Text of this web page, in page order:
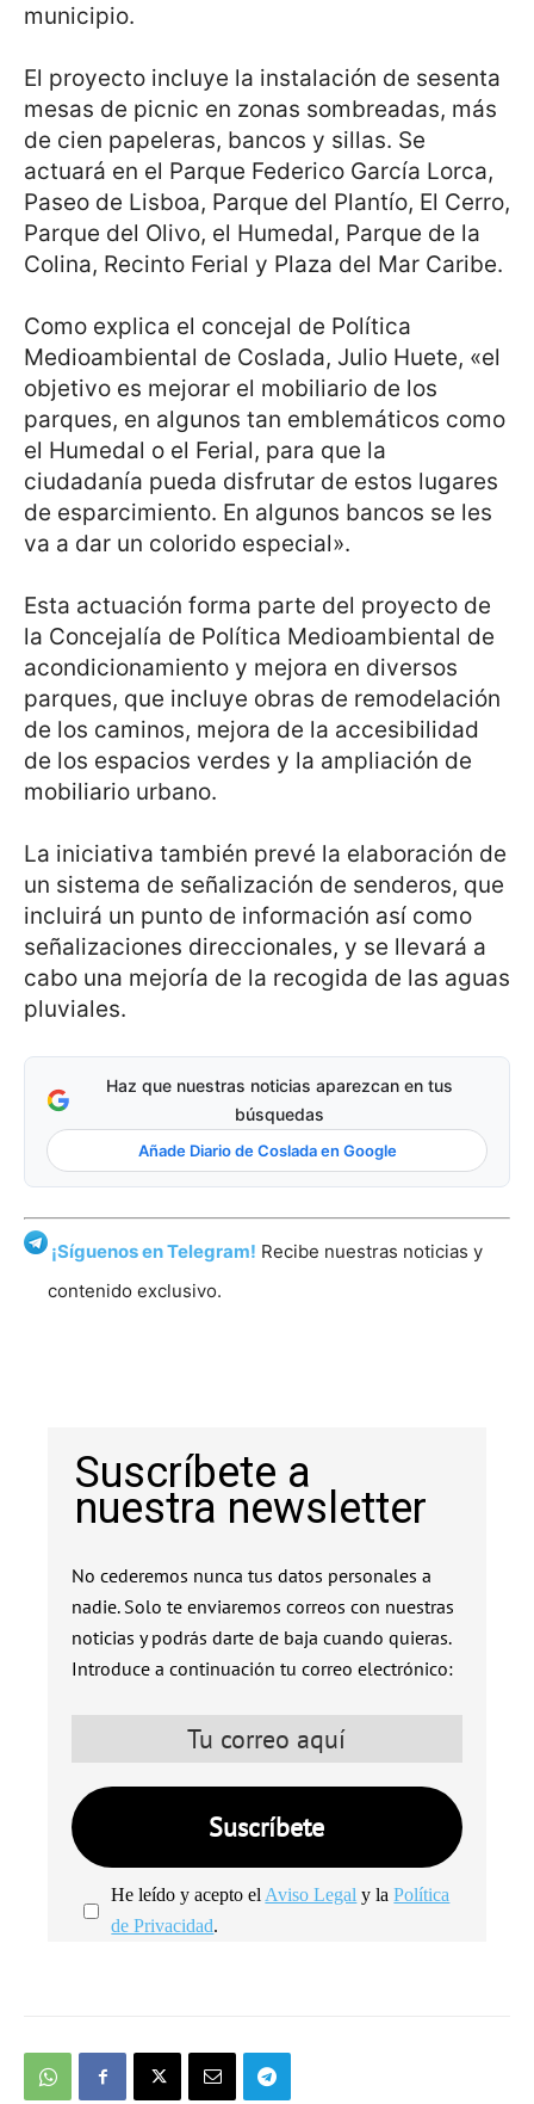
municipio.
El proyecto incluye la instalación de sesenta
mesas de picnic en zonas sombreadas, más
de cien papeleras, bancos y sillas. Se
actuará en el Parque Federico García Lorca,
Paseo de Lisboa, Parque del Plantío, El Cerro,
Parque del Olivo, el Humedal, Parque de la
Colina, Recinto Ferial y Plaza del Mar Caribe.
Como explica el concejal de Política
Medioambiental de Coslada, Julio Huete, «el
objetivo es mejorar el mobiliario de los
parques, en algunos tan emblemáticos como
el Humedal o el Ferial, para que la
ciudadanía pueda disfrutar de estos lugares
de esparcimiento. En algunos bancos se les
va a dar un colorido especial».
Esta actuación forma parte del proyecto de
la Concejalía de Política Medioambiental de
acondicionamiento y mejora en diversos
parques, que incluye obras de remodelación
de los caminos, mejora de la accesibilidad
de los espacios verdes y la ampliación de
mobiliario urbano.
La iniciativa también prevé la elaboración de
un sistema de señalización de senderos, que
incluirá un punto de información así como
señalizaciones direccionales, y se llevará a
cabo una mejoría de la recogida de las aguas
pluviales.
Haz que nuestras noticias aparezcan en tus
búsquedas
Añade Diario de Coslada en Google
¡Síguenos en Telegram! Recibe nuestras noticias y
contenido exclusivo.
Suscríbete a
nuestra newsletter
No cederemos nunca tus datos personales a
nadie. Solo te enviaremos correos con nuestras
noticias y podrás darte de baja cuando quieras.
Introduce a continuación tu correo electrónico:
He leído y acepto el Aviso Legal y laPolítica
de Privacidad.